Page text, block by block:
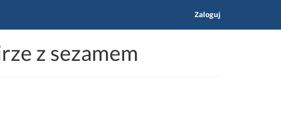
Zaloguj
z sezamem